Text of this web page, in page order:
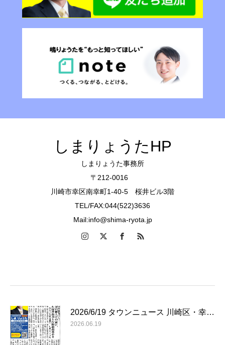
しまりょうたHP
しまりょうた事務所
〒212-0016
川崎市幸区南幸町1-40-5 桜井ビル3階
TEL/FAX:044(522)3636
Mail:info@shima-ryota.jp
2026/6/19 タウンニュース 川崎区・幸…
2026.06.19